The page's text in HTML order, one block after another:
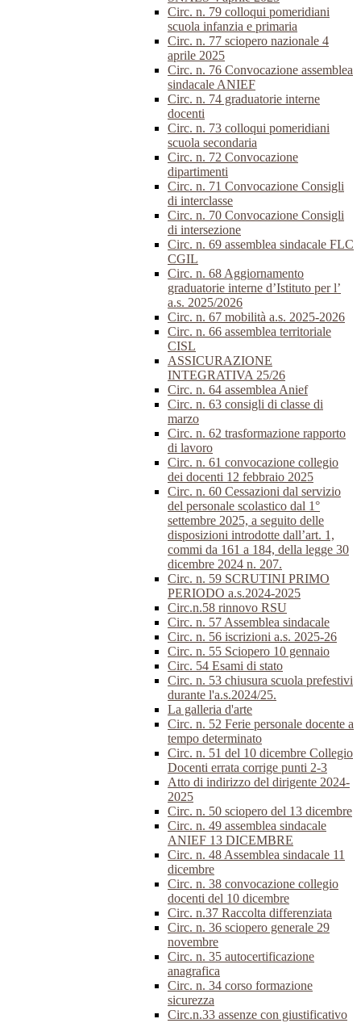
Circ. n. 79 colloqui pomeridiani
scuola infanzia e primaria
Circ. n. 77 sciopero nazionale 4
aprile 2025
Circ. n. 76 Convocazione assemblea
sindacale ANIEF
Circ. n. 74 graduatorie interne
docenti
Circ. n. 73 colloqui pomeridiani
scuola secondaria
Circ. n. 72 Convocazione
dipartimenti
Circ. n. 71 Convocazione Consigli
di interclasse
Circ. n. 70 Convocazione Consigli
di intersezione
Circ. n. 69 assemblea sindacale FLC
CGIL
Circ. n. 68 Aggiornamento
graduatorie interne d’Istituto per l’
a.s. 2025/2026
Circ. n. 67 mobilità a.s. 2025-2026
Circ. n. 66 assemblea territoriale
CISL
ASSICURAZIONE
INTEGRATIVA 25/26
Circ. n. 64 assemblea Anief
Circ. n. 63 consigli di classe di
marzo
Circ. n. 62 trasformazione rapporto
di lavoro
Circ. n. 61 convocazione collegio
dei docenti 12 febbraio 2025
Circ. n. 60 Cessazioni dal servizio
del personale scolastico dal 1°
settembre 2025, a seguito delle
disposizioni introdotte dall’art. 1,
commi da 161 a 184, della legge 30
dicembre 2024 n. 207.
Circ. n. 59 SCRUTINI PRIMO
PERIODO a.s.2024-2025
Circ.n.58 rinnovo RSU
Circ. n. 57 Assemblea sindacale
Circ. n. 56 iscrizioni a.s. 2025-26
Circ. n. 55 Sciopero 10 gennaio
Circ. 54 Esami di stato
Circ. n. 53 chiusura scuola prefestivi
durante l'a.s.2024/25.
La galleria d'arte
Circ. n. 52 Ferie personale docente a
tempo determinato
Circ. n. 51 del 10 dicembre Collegio
Docenti errata corrige punti 2-3
Atto di indirizzo del dirigente 2024-
2025
Circ. n. 50 sciopero del 13 dicembre
Circ. n. 49 assemblea sindacale
ANIEF 13 DICEMBRE
Circ. n. 48 Assemblea sindacale 11
dicembre
Circ. n. 38 convocazione collegio
docenti del 10 dicembre
Circ. n.37 Raccolta differenziata
Circ. n. 36 sciopero generale 29
novembre
Circ. n. 35 autocertificazione
anagrafica
Circ. n. 34 corso formazione
sicurezza
Circ.n.33 assenze con giustificativo